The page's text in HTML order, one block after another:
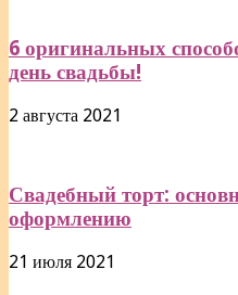
6 оригинальных
день свадьбы!
2 августа 2021
Свадебный торт:
оформлению
21 июля 2021